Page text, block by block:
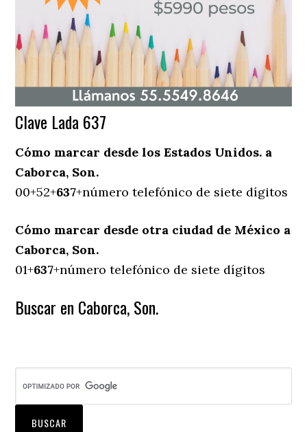
Clave Lada 637
Cómo marcar desde los Estados Unidos. a
Caborca, Son.
00+52+637+número telefónico de siete dígitos
Cómo marcar desde otra ciudad de México a
Caborca, Son.
01+637+número telefónico de siete dígitos
Buscar en Caborca, Son.